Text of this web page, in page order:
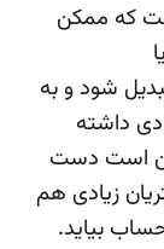
که ممکن
شود و به
داشته
است دست
زیادی هم
بیاید.